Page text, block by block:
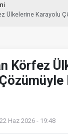
Ülkelerine Karayolu
Körfez
22 Haz 2026 - 19:48